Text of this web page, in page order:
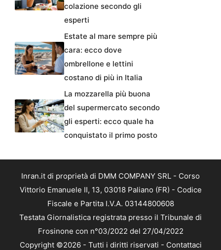
colazione secondo gli
esperti
Estate al mare sempre più
cara: ecco dove
ombrellone e lettini
costano di più in Italia
La mozzarella più buona
del supermercato secondo
gli esperti: ecco quale ha
conquistato il primo posto
Inran.it di proprietà di DMM COMPANY SRL - Corso
Vittorio Emanuele II, 13, 03018 Paliano (FR) - Codice
Fiscale e Partita I.V.A. 03144800608
Testata Giornalistica registrata presso il Tribunale di
Frosinone con n°03/2022 del 27/04/2022
Copyright ©2026 - Tutti i diritti riservati - Contattaci